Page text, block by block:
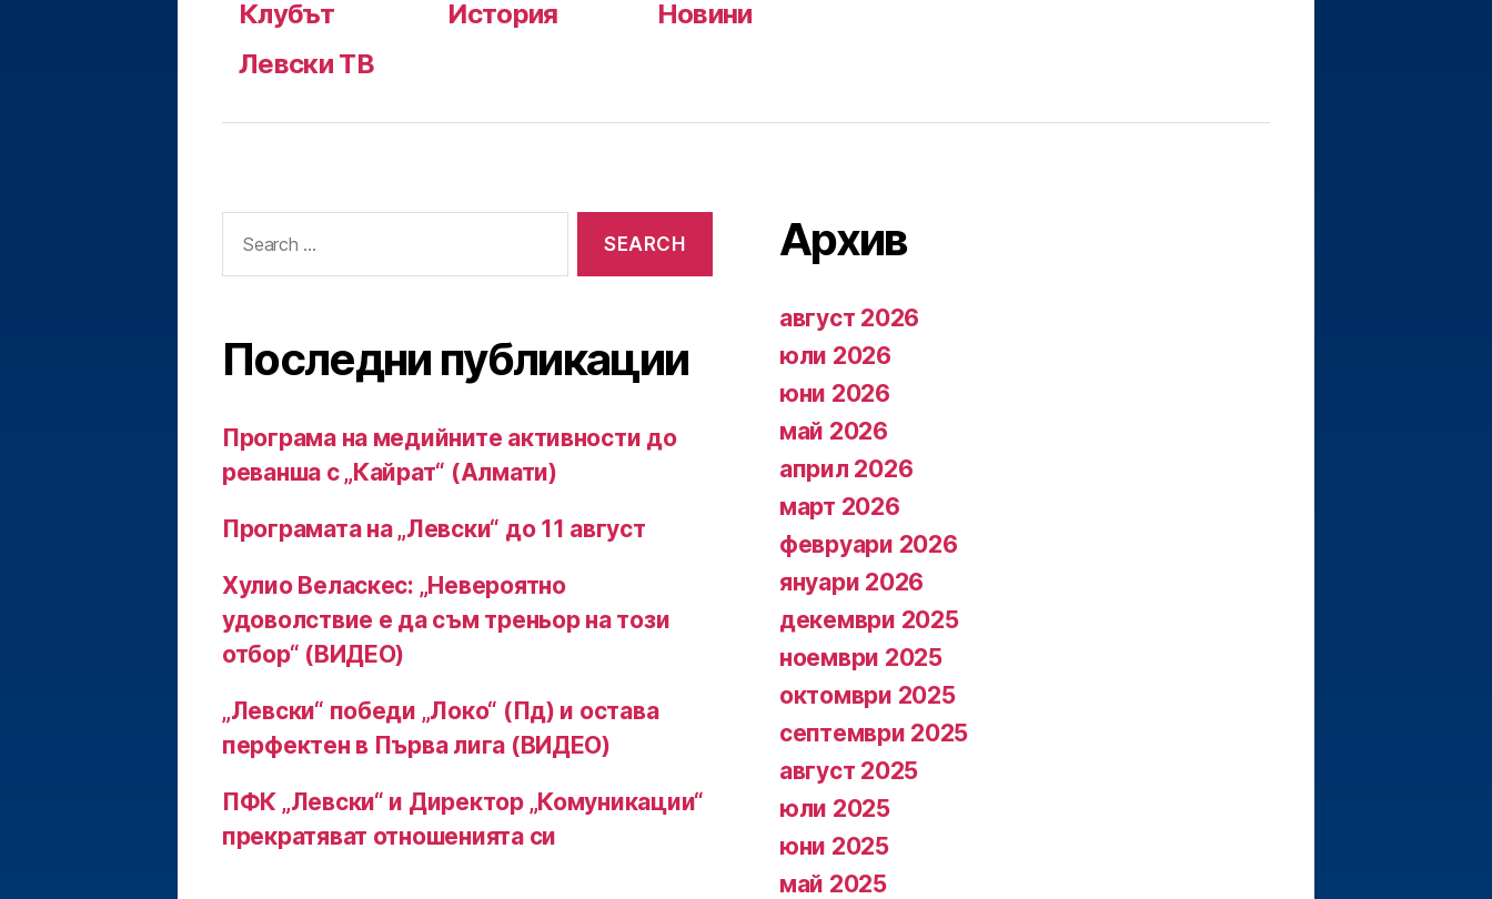
Клубът История
Новини
Левски ТВ
Последни публикации
Програма на медийните активности до
реванша с „Кайрат“ (Алмати)
Програмата на „Левски“ до 11 август
Хулио Веласкес: „Невероятно
удоволствие е да съм треньор на този
отбор“ (ВИДЕО)
„Левски“ победи „Локо“ (Пд) и остава
перфектен в Първа лига (ВИДЕО)
ПФК „Левски“ и Директор „Комуникации“
прекратяват отношенията си
Архив
август 2026
юли 2026
юни 2026
май 2026
април 2026
март 2026
февруари 2026
януари 2026
декември 2025
ноември 2025
октомври 2025
септември 2025
август 2025
юли 2025
юни 2025
май 2025